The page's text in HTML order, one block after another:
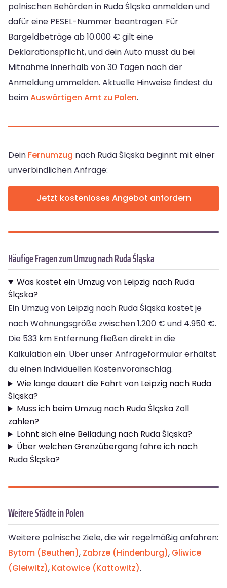
polnischen Behörden in Ruda Śląska anmelden und
dafür eine PESEL-Nummer beantragen. Für
Bargeldbeträge ab 10.000 € gilt eine
Deklarationspflicht, und dein Auto musst du bei
Mitnahme innerhalb von 30 Tagen nach der
Anmeldung ummelden. Aktuelle Hinweise findest du
beimAuswärtigen Amt zu Polen.
Dein Fernumzug nach Ruda Śląska beginnt mit einer
unverbindlichen Anfrage:
Jetzt kostenloses Angebot anfordern
Häufige Fragen zum Umzug nach Ruda Śląska
Was kostet ein Umzug von Leipzig nach Ruda
Śląska?
Ein Umzug von Leipzig nach Ruda Śląska kostet je
nach Wohnungsgröße zwischen 1.200 € und 4.950 €.
Die 533 km Entfernung fließen direkt in die
Kalkulation ein. Über unser Anfrageformular erhältst
du einen individuellen Kostenvoranschlag.
Wie lange dauert die Fahrt von Leipzig nach Ruda
Śląska?
Muss ich beim Umzug nach Ruda Śląska Zoll
zahlen?
Lohnt sich eine Beiladung nach Ruda Śląska?
Über welchen Grenzübergang fahre ich nach
Ruda Śląska?
Weitere Städte in Polen
Weitere polnische Ziele, die wir regelmäßig anfahren:
Bytom (Beuthen), Zabrze (Hindenburg), Gliwice
(Gleiwitz), Katowice (Kattowitz).